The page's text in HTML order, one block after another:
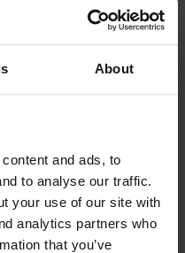
About
and ads, to
to analyse our traffic.
your use of our site with
analytics partners who
that you’ve
бавовни (43%),